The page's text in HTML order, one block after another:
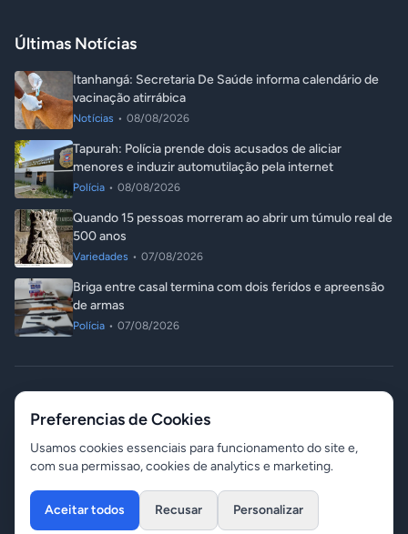
Últimas Notícias
Itanhangá: Secretaria De Saúde informa calendário de
vacinação atirrábica
Notícias • 08/08/2026
Tapurah: Polícia prende dois acusados de aliciar
menores e induzir automutilação pela internet
Polícia • 08/08/2026
Quando 15 pessoas morreram ao abrir um túmulo real de
500 anos
Variedades • 07/08/2026
Briga entre casal termina com dois feridos e apreensão
de armas
Polícia • 07/08/2026
© 2026 ITA Notícias. Todos os direitos reservados.
Responsável: Angelo Luis Destri08 de agosto de 2026 - 09:47
ContatoGerenciar Cookies
Preferencias de Cookies
Usamos cookies essenciais para funcionamento do site e,
com sua permissao, cookies de analytics e marketing.
Aceitar todos Recusar Personalizar